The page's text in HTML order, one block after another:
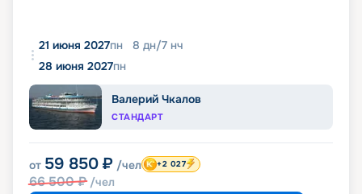
21 июня 2027пн 8 дн/7 нч
28 июня 2027пн
Валерий Чкалов
СТАНДАРТ
от 59 850 ₽ /чел
66 500₽ /чел
+2 027